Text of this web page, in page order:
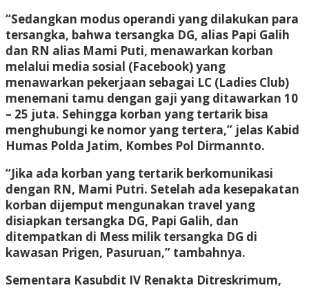
“Sedangkan modus operandi yang dilakukan para
tersangka, bahwa tersangka DG, alias Papi Galih
dan RN alias Mami Puti, menawarkan korban
melalui media sosial (Facebook) yang
menawarkan pekerjaan sebagai LC (Ladies Club)
menemani tamu dengan gaji yang ditawarkan 10
– 25 juta. Sehingga korban yang tertarik bisa
menghubungi ke nomor yang tertera,” jelas Kabid
Humas Polda Jatim, Kombes Pol Dirmannto.
“Jika ada korban yang tertarik berkomunikasi
dengan RN, Mami Putri. Setelah ada kesepakatan
korban dijemput mengunakan travel yang
disiapkan tersangka DG, Papi Galih, dan
ditempatkan di Mess milik tersangka DG di
kawasan Prigen, Pasuruan,” tambahnya.
Sementara Kasubdit IV Renakta Ditreskrimum,